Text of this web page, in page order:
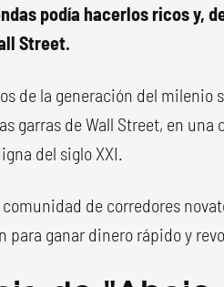
podía hacerlos ricos y,
Street.
de la generación del milenio
garras de Wall Street, en
del siglo XXI.
de corredores
para ganar dinero rápido y